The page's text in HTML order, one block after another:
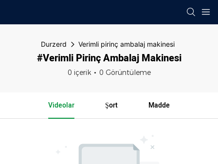
Durzerd Verimli pirinç ambalaj makinesi
#Verimli Pirinç Ambalaj Makinesi
0 içerik 0 Görüntüleme
Videolar Şort Madde